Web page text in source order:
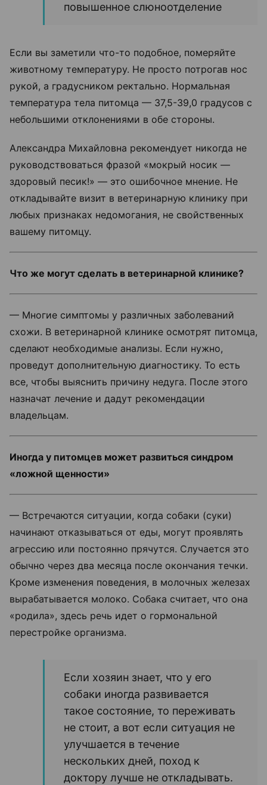
повышенное слюноотделение
Если вы заметили что-то подобное, померяйте
животному температуру. Не просто потрогав нос
рукой, а градусником ректально. Нормальная
температура тела питомца — 37,5-39,0 градусов с
небольшими отклонениями в обе стороны.
Александра Михайловна рекомендует никогда не
руководствоваться фразой «мокрый носик —
здоровый песик!» — это ошибочное мнение. Не
откладывайте визит в ветеринарную клинику при
любых признаках недомогания, не свойственных
вашему питомцу.
Что же могут сделать в ветеринарной клинике?
— Многие симптомы у различных заболеваний
схожи. В ветеринарной клинике осмотрят питомца,
сделают необходимые анализы. Если нужно,
проведут дополнительную диагностику. То есть
все, чтобы выяснить причину недуга. После этого
назначат лечение и дадут рекомендации
владельцам.
Иногда у питомцев может развиться синдром
«ложной щенности»
— Встречаются ситуации, когда собаки (суки)
начинают отказываться от еды, могут проявлять
агрессию или постоянно прячутся. Случается это
обычно через два месяца после окончания течки.
Кроме изменения поведения, в молочных железах
вырабатывается молоко. Собака считает, что она
«родила», здесь речь идет о гормональной
перестройке организма.
Если хозяин знает, что у его
собаки иногда развивается
такое состояние, то переживать
не стоит, а вот если ситуация не
улучшается в течение
нескольких дней, поход к
доктору лучше не откладывать.